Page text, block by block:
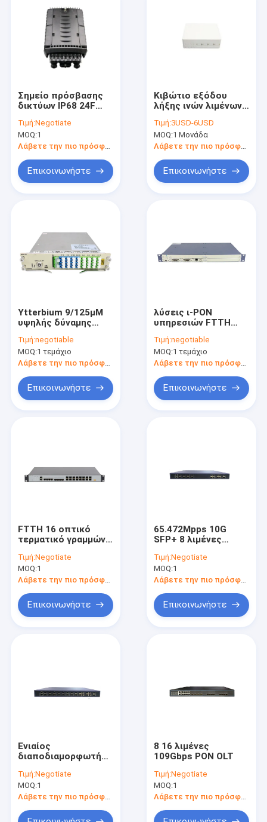
Περίπου εμείς
Ζητήστε ένα απόσπασμα
Εξειδικευμένα Οπτικά Προϊόντα
Σημείο πρόσβασης
δικτύων IP68 24F
περάτωση διανομής
οπτικών ινών
πτώσης τελική
Τιμή:Negotiate
MOQ:1
Λάβετε την πιο πρόσφατη τιμή
Επικοινωνήστε
Κιβώτιο εξόδου
λήξης ινών λιμένων
Τιμή:3USD-6USD
MOQ:1 Μονάδα
Λάβετε την πιο πρόσφατη τιμή
Επικοινωνήστε
Ytterbium 9/125μM
υψηλής δύναμης
οπτικής ίνας
Τιμή:negotiable
MOQ:1 τεμάχιο
Λάβετε την πιο πρόσφατη τιμή
Επικοινωνήστε
λύσεις ι-PON
υπηρεσιών FTTH
πλήρεις
Τιμή:negotiable
MOQ:1 τεμάχιο
Λάβετε την πιο πρόσφατη τιμή
Επικοινωνήστε
FTTH 16 οπτικό
τερματικό γραμμών
EPON OLT
Τιμή:Negotiate
MOQ:1
Λάβετε την πιο πρόσφατη τιμή
Επικοινωνήστε
65.472Mpps 10G
SFP+ 8 λιμένες
OLTdevice PON
Τιμή:Negotiate
MOQ:1
Λάβετε την πιο πρόσφατη τιμή
Επικοινωνήστε
Ενιαίος
διαποδιαμορφωτής
συσκευή λιμένων
108Gbps Gpon OLT
Τιμή:Negotiate
MOQ:1
Λάβετε την πιο πρόσφατη τιμή
8 16 λιμένες
109Gbps PON OLT
Τιμή:Negotiate
MOQ:1
Λάβετε την πιο πρόσφατη τιμή